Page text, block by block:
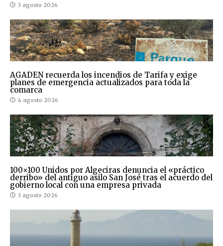
3 agosto 2026
AGADEN recuerda los incendios de Tarifa y exige
planes de emergencia actualizados para toda la
comarca
4 agosto 2026
100×100 Unidos por Algeciras denuncia el «práctico
derribo» del antiguo asilo San José tras el acuerdo del
gobierno local con una empresa privada
3 agosto 2026